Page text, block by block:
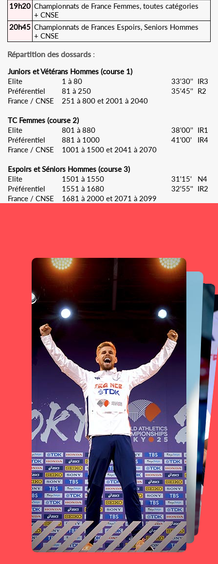
19h20 Championnats de France Femmes, toutes catégories
+ CNSE
20h45 Championnats de Frances Espoirs, Seniors Hommes
+ CNSE
Répartition des dossards :
Juniors et Vétérans Hommes (course 1)
Elite
1 à 80 33'30'' IR3
Préférentiel
81 à 250 35'45'' R2
France / CNSE
251 à 800 et 2001 à 2040
TC Femmes (course 2)
Elite
801 à 880 38'00'' IR1
Préférentiel
881 à 1000 41'00'
IR4
France / CNSE
1001 à 1500 et 2041 à 2070
Espoirs et Séniors Hommes (course 3)
Elite
1501 à 1550 31'15'
N4
Préférentiel
1551 à 1680 32'55'' IR2
France / CNSE
1681 à 2000 et 2071 à 2099